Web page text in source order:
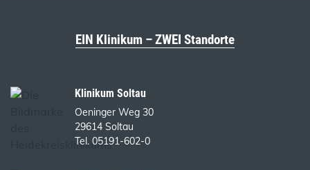
EIN Klinikum – ZWEI Standorte
Klinikum Soltau
Oeninger Weg 30
29614 Soltau
Tel. 05191-602-0